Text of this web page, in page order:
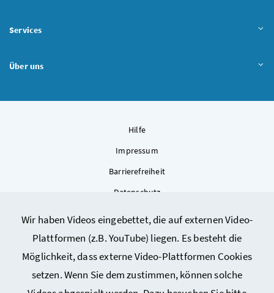
Wir haben Videos eingebettet, die auf externen Video-
Plattformen (z.B. YouTube) liegen. Es besteht die
Möglichkeit, dass externe Video-Plattformen Cookies
setzen. Wenn Sie dem zustimmen, können solche
Services
Über uns
Hilfe
Impressum
Barrierefreiheit
Datenschutz
Sitemap
Cookie-Einstellungen